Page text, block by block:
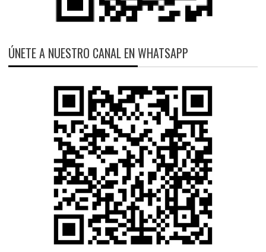
ÚNETE A NUESTRO CANAL EN WHATSAPP